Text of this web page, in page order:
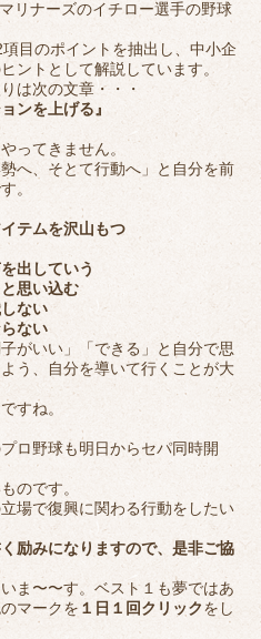
リナーズのイチロー選手の野球
目のポイントを抽出し、中小企
ントとして解説しています。
は次の文章・・・
ンを上げる』
ってきません。
へ、そとて行動へ」と自分を前
。
テムを沢山もつ
出していう
思い込む
ない
ない
がいい」「できる」と自分で思
う、自分を導いて行くことが大
すね。
ロ野球も明日からセパ同時開
のです。
場で復興に関わる行動をしたい
励みになりますので、是非ご協
ま〜〜す。ベスト１も夢ではあ
マークを １日１回クリックをし